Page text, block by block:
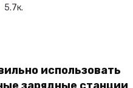
5.7к.
использовать
зарядные станции